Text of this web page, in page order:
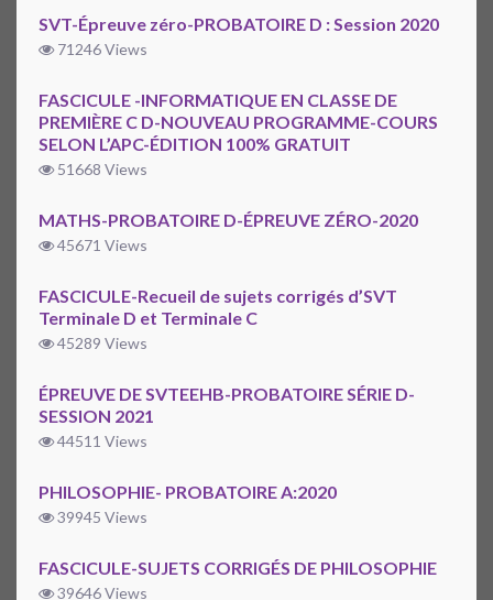
SVT-Épreuve zéro-PROBATOIRE D : Session 2020
71246 Views
FASCICULE -INFORMATIQUE EN CLASSE DE
PREMIÈRE C D-NOUVEAU PROGRAMME-COURS
SELON L’APC-ÉDITION 100% GRATUIT
51668 Views
MATHS-PROBATOIRE D-ÉPREUVE ZÉRO-2020
45671 Views
FASCICULE-Recueil de sujets corrigés d’SVT
Terminale D et Terminale C
45289 Views
ÉPREUVE DE SVTEEHB-PROBATOIRE SÉRIE D-
SESSION 2021
44511 Views
PHILOSOPHIE- PROBATOIRE A:2020
39945 Views
FASCICULE-SUJETS CORRIGÉS DE PHILOSOPHIE
39646 Views